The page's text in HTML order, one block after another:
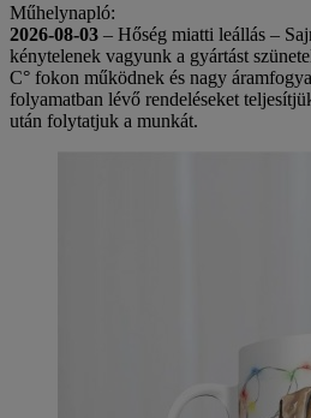
Műhelynapló:
2026-08-03 – Hőség miatti leállás –
kénytelenek vagyunk a gyártást
C° fokon működnek és nagy
folyamatban lévő rendeléseket
után folytatjuk a munkát.